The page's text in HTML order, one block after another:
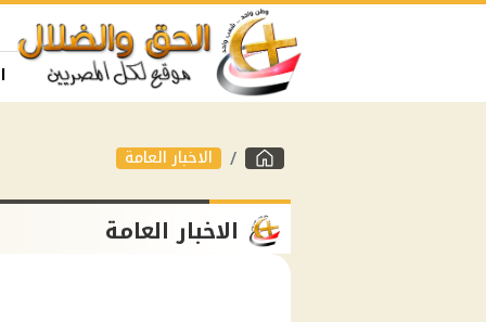
الاخبار العامة
الاخبار العامة